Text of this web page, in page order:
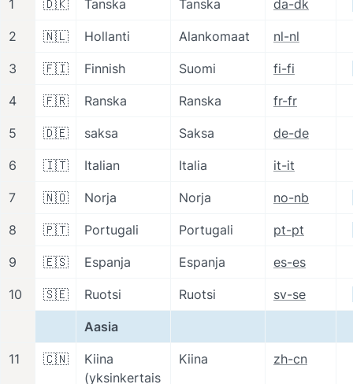
1 🇩🇰 Tanska Tanska da-dk
2 🇳🇱 Hollanti Alankomaat nl-nl
3 🇫🇮 Finnish Suomi fi-fi
4 🇫🇷 Ranska Ranska fr-fr
5 🇩🇪 saksa Saksa de-de
6 🇮🇹 Italian Italia it-it
7 🇳🇴 Norja Norja no-nb
8 🇵🇹 Portugali Portugali pt-pt
9 🇪🇸 Espanja Espanja es-es
10 🇸🇪 Ruotsi Ruotsi sv-se
Aasia
11 🇨🇳
Kiina
(yksinkertais
Kiina zh-cn